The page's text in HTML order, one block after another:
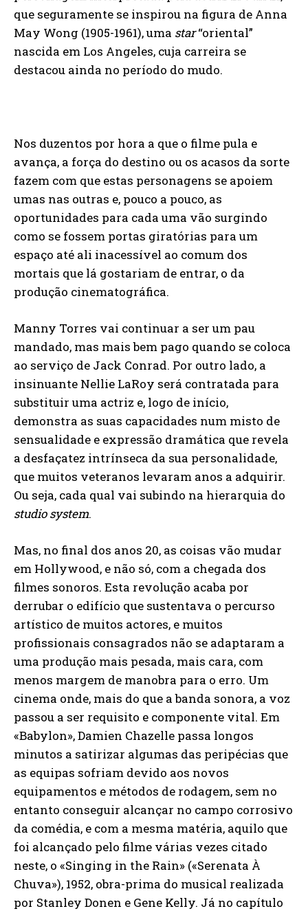
que seguramente se inspirou na figura de Anna
May Wong (1905-1961), uma star“oriental”
nascida em Los Angeles, cuja carreira se
destacou ainda no período do mudo.
Nos duzentos por hora a que o filme pula e
avança, a força do destino ou os acasos da sorte
fazem com que estas personagens se apoiem
umas nas outras e, pouco a pouco, as
oportunidades para cada uma vão surgindo
como se fossem portas giratórias para um
espaço até ali inacessível ao comum dos
mortais que lá gostariam de entrar, o da
produção cinematográfica.
Manny Torres vai continuar a ser um pau
mandado, mas mais bem pago quando se coloca
ao serviço de Jack Conrad. Por outro lado, a
insinuante Nellie LaRoy será contratada para
substituir uma actriz e, logo de início,
demonstra as suas capacidades num misto de
sensualidade e expressão dramática que revela
a desfaçatez intrínseca da sua personalidade,
que muitos veteranos levaram anos a adquirir.
Ou seja, cada qual vai subindo na hierarquia do
studio system.
Mas, no final dos anos 20, as coisas vão mudar
em Hollywood, e não só, com a chegada dos
filmes sonoros. Esta revolução acaba por
derrubar o edifício que sustentava o percurso
artístico de muitos actores, e muitos
profissionais consagrados não se adaptaram a
uma produção mais pesada, mais cara, com
menos margem de manobra para o erro. Um
cinema onde, mais do que a banda sonora, a voz
passou a ser requisito e componente vital. Em
«Babylon», Damien Chazelle passa longos
minutos a satirizar algumas das peripécias que
as equipas sofriam devido aos novos
equipamentos e métodos de rodagem, sem no
entanto conseguir alcançar no campo corrosivo
da comédia, e com a mesma matéria, aquilo que
foi alcançado pelo filme várias vezes citado
neste, o «Singing in the Rain» («Serenata À
Chuva»), 1952, obra-prima do musical realizada
por Stanley Donen e Gene Kelly. Já no capítulo